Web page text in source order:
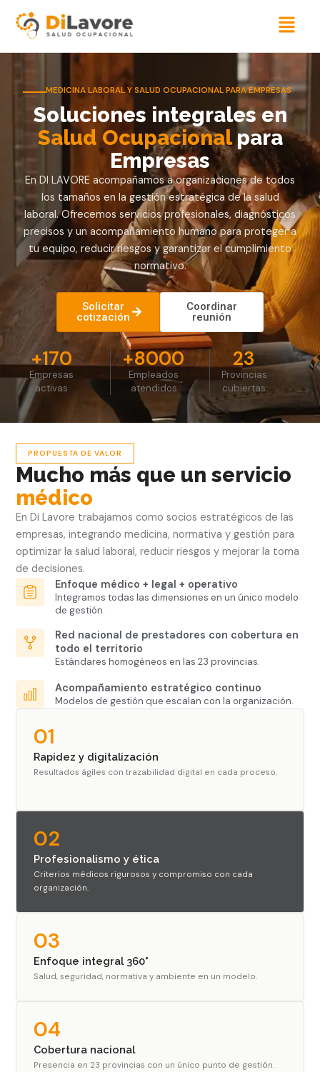
contenido
Menú
MEDICINA LABORAL Y SALUD OCUPACIONAL PARA EMPRESAS
Soluciones integrales en
Salud Ocupacionalpara
Empresas
En DI LAVORE acompañamos a organizaciones de todos
los tamaños en la gestión estratégica de la salud
laboral. Ofrecemos servicios profesionales, diagnósticos
precisos y un acompañamiento humano para proteger a
tu equipo, reducir riesgos y garantizar el cumplimiento
normativo.
Solicitar
cotización
Coordinar
reunión
Empresas
activas
+170
Empleados
atendidos
+8000
Provincias
cubiertas
23
PROPUESTA DE VALOR
Mucho más que un servicio
médico
En Di Lavore trabajamos como socios estratégicos de las
empresas, integrando medicina, normativa y gestión para
optimizar la salud laboral, reducir riesgos y mejorar la toma
de decisiones.
Enfoque médico + legal + operativo
Integramos todas las dimensiones en un único modelo
de gestión.
Red nacional de prestadores con cobertura en
todo el territorio
Estándares homogéneos en las 23 provincias.
Acompañamiento estratégico continuo
Modelos de gestión que escalan con la organización.
01
Rapidez y digitalización
Resultados ágiles con trazabilidad digital en cada proceso.
02
Profesionalismo y ética
Criterios médicos rigurosos y compromiso con cada
organización.
03
Enfoque integral 360°
Salud, seguridad, normativa y ambiente en un modelo.
04
Cobertura nacional
Presencia en 23 provincias con un único punto de gestión.